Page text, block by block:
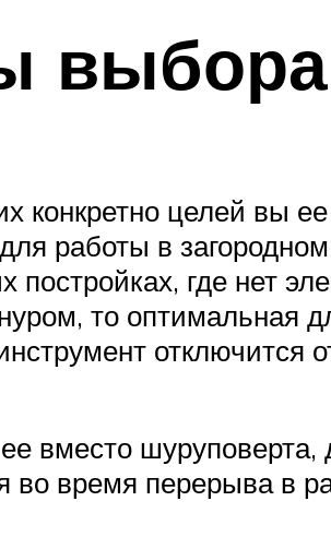
выбора
конкретно целей вы
работы в
где нет
то оптимальная
отключится
вместо
во время перерыва в